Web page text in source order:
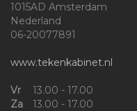
1015AD Amsterdam
Nederland
06-20077891
www.tekenkabinet.nl
Vr
13.00 - 17.00
Za
13.00 - 17.00